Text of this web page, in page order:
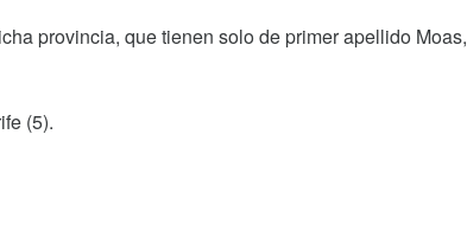
provincia, que tienen solo de primer apellido Moas,
(5).